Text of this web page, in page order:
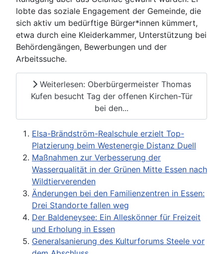
lobte das soziale Engagement der Gemeinde, die
sich aktiv um bedürftige Bürger*innen kümmert,
etwa durch eine Kleiderkammer, Unterstützung bei
Behördengängen, Bewerbungen und der
Arbeitssuche.
Weiterlesen: Oberbürgermeister Thomas
Kufen besucht Tag der offenen Kirchen-Tür
bei den...
Elsa-Brändström-Realschule erzielt Top-
Platzierung beim Westenergie Distanz Duell
Maßnahmen zur Verbesserung der
Wasserqualität in der Grünen Mitte Essen nach
Wildtierverenden
Änderungen bei den Familienzentren in Essen:
Drei Standorte fallen weg
Der Baldeneysee: Ein Alleskönner für Freizeit
und Erholung in Essen
Generalsanierung des Kulturforums Steele vor